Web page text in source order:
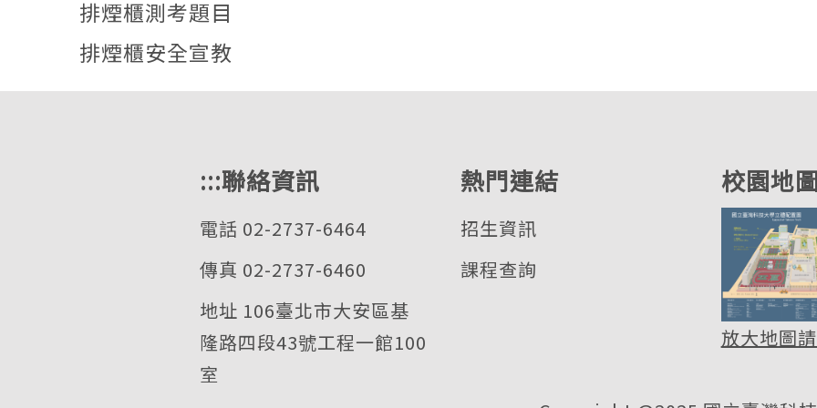
排煙櫃測考題目
排煙櫃安全宣教
:::聯絡資訊
電話 02-2737-6464
傳真 02-2737-6460
地址 106臺北市大安區基
隆路四段43號工程一館100
室
熱門連結
招生資訊
課程查詢
校園地
放大地圖